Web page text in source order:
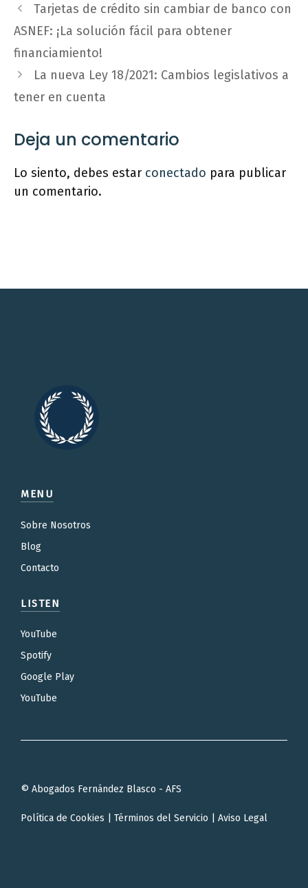
Tarjetas de crédito sin cambiar de banco con
ASNEF: ¡La solución fácil para obtener
financiamiento!
La nueva Ley 18/2021: Cambios legislativos a
tener en cuenta
Deja un comentario
Lo siento, debes estar conectado para publicar
un comentario.
MENU
Sobre Nosotros
Blog
Contacto
LISTEN
YouTube
Spotify
Google Play
YouTube
© Abogados Fernández Blasco - AFS
Política de Cookies Términos del Servicio Aviso Legal